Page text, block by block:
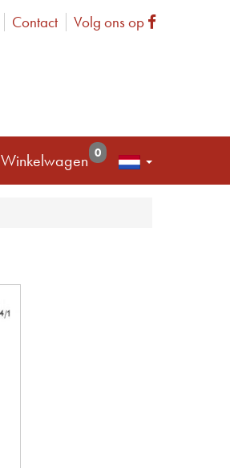
Contact Volg ons op Facebook
Winkelwagen 0